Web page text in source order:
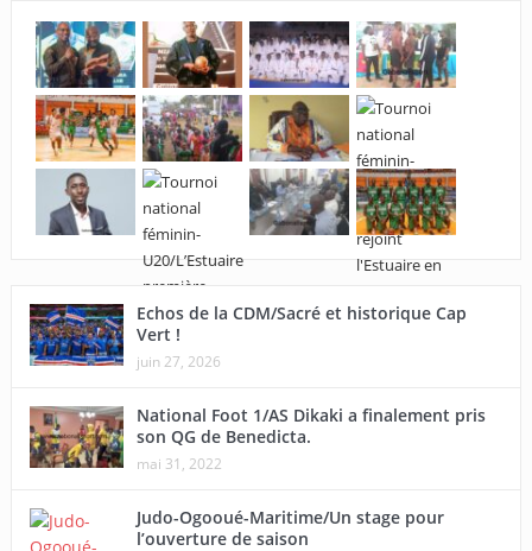
Echos de la CDM/Sacré et historique Cap
Vert !
juin 27, 2026
National Foot 1/AS Dikaki a finalement pris
son QG de Benedicta.
mai 31, 2022
Judo-Ogooué-Maritime/Un stage pour
l’ouverture de saison